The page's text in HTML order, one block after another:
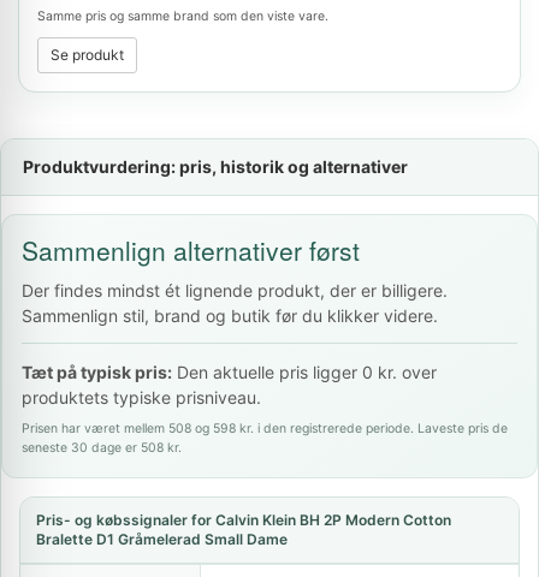
Samme pris og samme brand som den viste vare.
Se produkt
Produktvurdering: pris, historik og alternativer
Sammenlign alternativer først
Der findes mindst ét lignende produkt, der er billigere.
Sammenlign stil, brand og butik før du klikker videre.
Tæt på typisk pris: Den aktuelle pris ligger 0 kr. over
produktets typiske prisniveau.
Prisen har været mellem 508 og 598 kr. i den registrerede periode. Laveste pris de
seneste 30 dage er 508 kr.
Pris- og købssignaler for Calvin Klein BH 2P Modern Cotton
Bralette D1 Gråmelerad Small Dame